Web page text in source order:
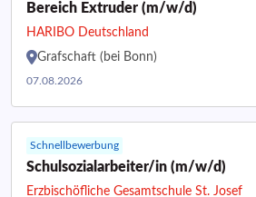
Bereich Extruder (m/w/d)
HARIBO Deutschland
Grafschaft (bei Bonn)
07.08.2026
Schnellbewerbung
Schulsozialarbeiter/in (m/w/d)
Erzbischöfliche Gesamtschule St. Josef